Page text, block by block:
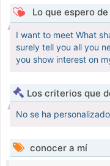
Lo que espero
I want to meet What
surely tell you all you
you show interest on
Los criterios que
No se ha
conocer a mí